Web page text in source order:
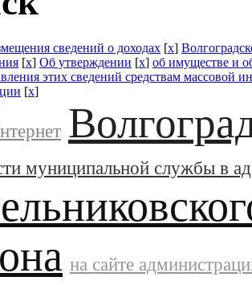
сведений о доходах [x]
[x] Об утверждении [x] об имуществе и
этих сведений средствам массовой
[x]
муниципальной службы в
на сайте